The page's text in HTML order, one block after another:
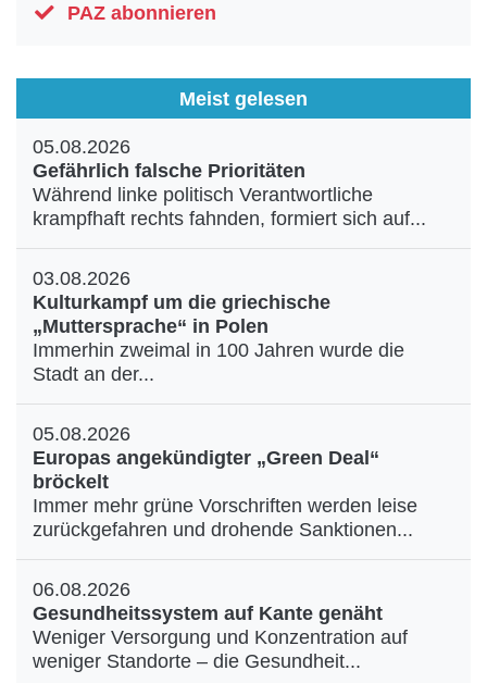
PAZ abonnieren
Meist gelesen
05.08.2026
Gefährlich falsche Prioritäten
Während linke politisch Verantwortliche
krampfhaft rechts fahnden, formiert sich auf...
03.08.2026
Kulturkampf um die griechische
„Muttersprache“ in Polen
Immerhin zweimal in 100 Jahren wurde die
Stadt an der...
05.08.2026
Europas angekündigter „Green Deal“
bröckelt
Immer mehr grüne Vorschriften werden leise
zurückgefahren und drohende Sanktionen...
06.08.2026
Gesundheitssystem auf Kante genäht
Weniger Versorgung und Konzentration auf
weniger Standorte – die Gesundheit...